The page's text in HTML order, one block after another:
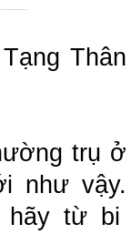
Thân
trụ ở
như vậy.
hãy từ bi